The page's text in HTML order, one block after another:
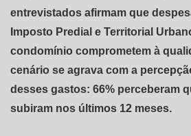
entrevistados afirmam que
Imposto Predial e Territorial
condomínio comprometem à
cenário se agrava com a
desses gastos: 66% perceberam
subiram nos últimos 12 meses.